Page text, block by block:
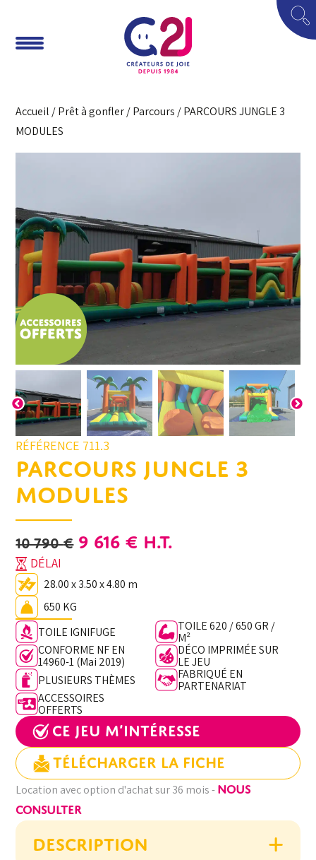
Accueil /Prêt à gonfler/Parcours / PARCOURS JUNGLE 3
MODULES
RÉFÉRENCE 711.3
PARCOURS JUNGLE 3
MODULES
10 790€ LE
INITIAL
790 €.
9 616 € LE
616 €.
H.T.
DÉLAI
28.00 x 3.50 x 4.80 m
650 KG
TOILE IGNIFUGE
TOILE 620 / 650 GR /
M²
CONFORME NF EN
14960-1 (Mai 2019)
DÉCO IMPRIMÉE SUR
LE JEU
PLUSIEURS THÈMES
FABRIQUÉ EN
PARTENARIAT
ACCESSOIRES
OFFERTS
Ce jeu m’intéresse
Télécharger la fiche
Location avec option d'achat sur 36 mois -NOUS
CONSULTER
DESCRIPTION